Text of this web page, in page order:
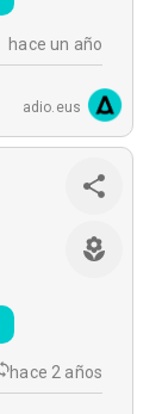
hace un año
adio.eus
hace 2 años